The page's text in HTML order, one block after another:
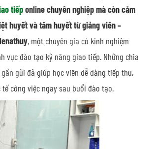
tiếponline chuyên nghiệp mà còn cảm
huyết và tâm huyết từ giảng viên –
, một chuyên gia có kinh nghiệm
vực đào tạo kỹ năng giao tiếp. Những chia
gũi đã giúp học viên dễ dàng tiếp thu,
công việc ngay sau buổi đào tạo.